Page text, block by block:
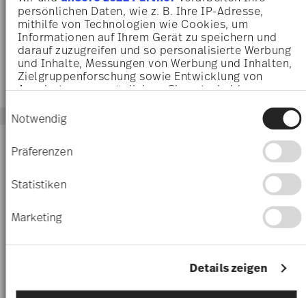
persönlichen Daten, wie z. B. Ihre IP-Adresse,
mithilfe von Technologien wie Cookies, um
Informationen auf Ihrem Gerät zu speichern und
darauf zuzugreifen und so personalisierte Werbung
und Inhalte, Messungen von Werbung und Inhalten,
Zielgruppenforschung sowie Entwicklung von
Angeboten zu ermöglichen. Sie entscheiden
Sie können Ihre Einwilligung jederzeit über die
Cookie-Erklärung oder durch Klicken auf das
Privacy Trigger Symbol ändern oder widerrufen
Informationen über Ihre geografische Lage
erfassen, welche bis auf einige Meter genau
Ihr Gerät durch aktives Scannen nach
identifizieren
Erfahren Sie mehr darüber, wie Ihre persönlichen
Daten verarbeitet werden, und legen Sie Ihre
Präferenzen imAbschnitt Einzelheitenfest.
Notwendig
Präferenzen
Statistiken
Marketing
Details zeigen
Mug with handle
€ 65,00
Mug with handle
€ 59,00
MARIA WEISS MARIA WEISS